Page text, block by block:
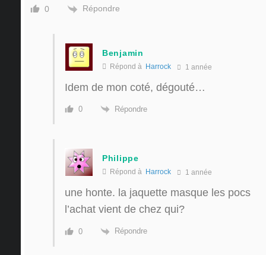
0 Répondre
Benjamin
Répond à Harrock 1 année
Idem de mon coté, dégouté…
0 Répondre
Philippe
Répond à Harrock 1 année
une honte. la jaquette masque les pocs
l’achat vient de chez qui?
0 Répondre